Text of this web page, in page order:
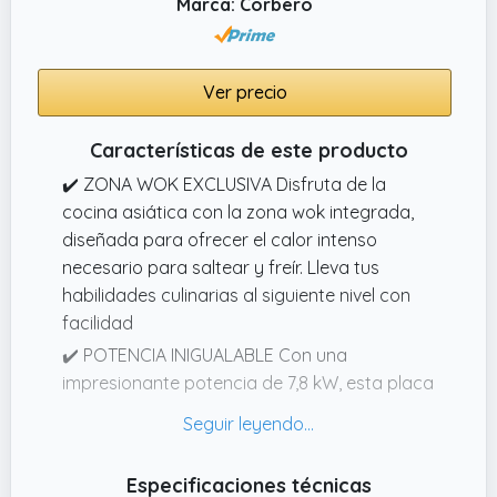
Ver precio
Características de este producto
✔️ ZONA WOK EXCLUSIVA Disfruta de la
cocina asiática con la zona wok integrada,
diseñada para ofrecer el calor intenso
necesario para saltear y freír. Lleva tus
habilidades culinarias al siguiente nivel con
facilidad
✔️ POTENCIA INIGUALABLE Con una
impresionante potencia de 7,8 kW, esta placa
eficiente y rápida. Ideal para preparar tus
Especificaciones técnicas